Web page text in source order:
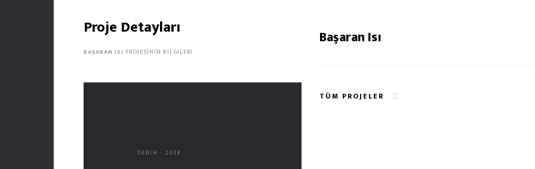
Proje Detayları
BAŞARAN ISI PROJESININ BILGILERI
TARİH : 2018
Başaran Isı
TÜM PROJELER